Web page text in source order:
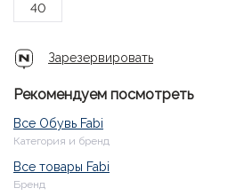
40
Зарезервировать
Рекомендуем посмотреть
Все Обувь Fabi
Категория и бренд
Все товары Fabi
Бренд